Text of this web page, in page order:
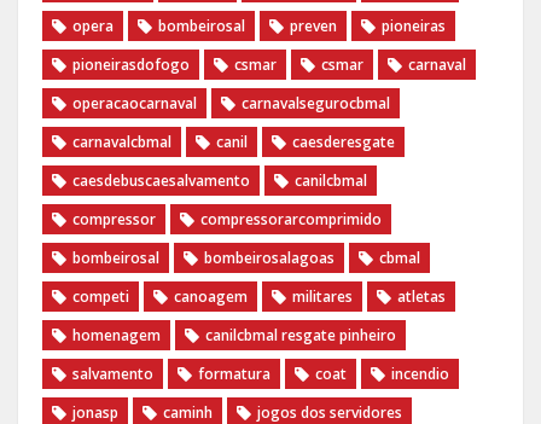
opera
bombeirosal preven
pioneiras
pioneirasdofogo
csmar csmar
carnaval
operacaocarnaval
carnavalsegurocbmal
carnavalcbmal
canil
caesderesgate
caesdebuscaesalvamento
canilcbmal
compressor
compressorarcomprimido
bombeirosal
bombeirosalagoas
cbmal
competi
canoagem militares
atletas
homenagem
canilcbmal resgate pinheiro
salvamento
formatura coat
incendio
jonasp
caminh
jogos dos servidores